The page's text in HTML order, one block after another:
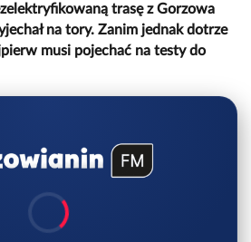
trasę z Gorzowa
na tory. Zanim jednak dotrze
musi pojechać na testy do